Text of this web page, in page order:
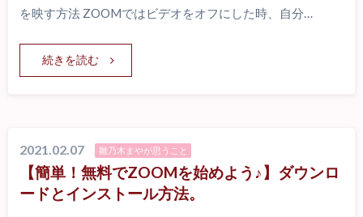
を映す方法 ZOOMではビデオをオフにした時、自分…
続きを読む
2021.02.07 雛乃木まやが思うこと
【簡単！無料でZOOMを始めよう♪】ダウンロ
ードとインストール方法。